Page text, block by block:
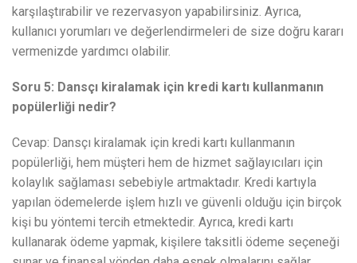
karşılaştırabilir ve rezervasyon yapabilirsiniz. Ayrıca,
kullanıcı yorumları ve değerlendirmeleri de size doğru kararı
vermenizde yardımcı olabilir.
Soru 5: Dansçı kiralamak için kredi kartı kullanmanın
popülerliği nedir?
Cevap: Dansçı kiralamak için kredi kartı kullanmanın
popülerliği, hem müşteri hem de hizmet sağlayıcıları için
kolaylık sağlaması sebebiyle artmaktadır. Kredi kartıyla
yapılan ödemelerde işlem hızlı ve güvenli olduğu için birçok
kişi bu yöntemi tercih etmektedir. Ayrıca, kredi kartı
kullanarak ödeme yapmak, kişilere taksitli ödeme seçeneği